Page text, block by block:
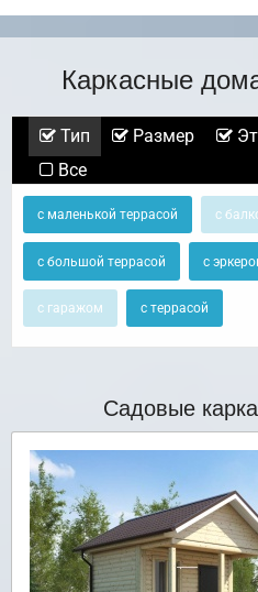
Каркасные
Тип Размер
Все
с маленькой террасой с
с большой террасой с
с гаражом с террасой
Садовые